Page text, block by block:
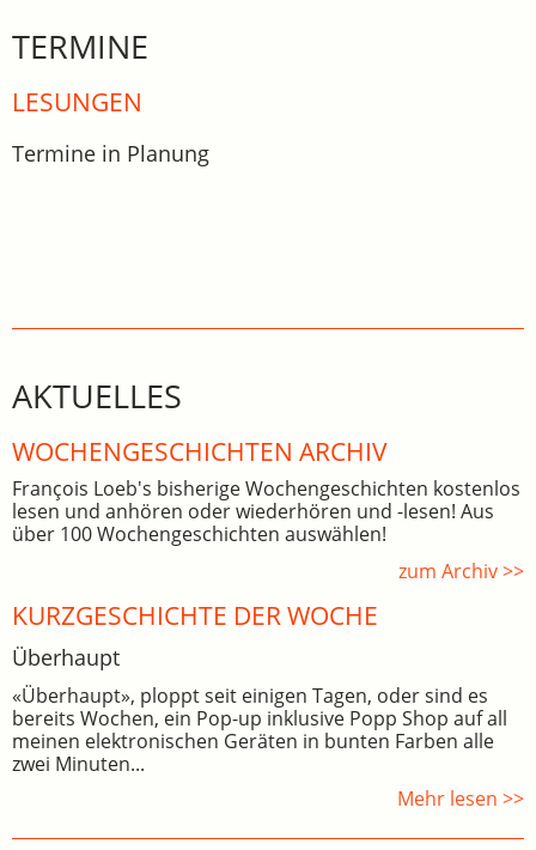
TERMINE
LESUNGEN
Termine in Planung
AKTUELLES
WOCHEN­GE­SCHICHTEN ARCHIV
François Loeb's bisherige Wochengeschichten kostenlos
lesen und anhören oder wiederhören und -lesen! Aus
über 100 Wochengeschichten auswählen!
zum Archiv >>
KURZGESCHICHTE DER WOCHE
Überhaupt
«Überhaupt», ploppt seit einigen Tagen, oder sind es
bereits Wochen, ein Pop-up inklusive Popp Shop auf all
meinen elektronischen Geräten in bunten Farben alle
zwei Minuten...
Mehr lesen >>